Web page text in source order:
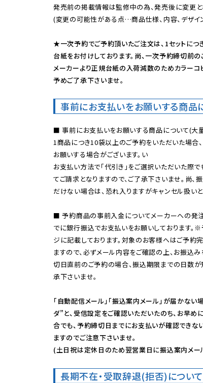
発売前の掲載情報は監修中の為、発売後に変更と
(変更の可能性がある点…商品仕様、内容、デザイ
★一次予約でご予約頂いたご注文は、1セットに
台紙をお付けしております。尚、一次予約締切前の
メーカーより正規台紙の入荷減数のためカラーコ
予めご了承下さいませ。
事前にお支払いをお願いする商品
■ 事前にお支払いをお願いする商品について(大
1商品につき10袋以上のご予約をいただいた場合
お願いする場合がございます。い
お支払い方法で「代引き」をご選択いただいた際で
てご請求となりますので、ご了承下さいませ。尚
だけない場合は、恐れ入りますがキャンセル扱いと
■ 予約商品の事前入金についてメーカーへの発
でに銀行振込でお支払いをお願いしております。
ジに記載しております。対象のお客様へはご予約
ますので、必ずメール内容をご確認の上、お振込
切日直前のご予約の場合、振込期限までの日数が
承下さいませ。
「自動配信メール」「振込案内メール」が届かない
ダ”と、受信設定をご確認いただいたのち、お早め
合でも、予約締切日までにお支払いが確認できな
ますのでご注意下さいませ。
(土日祝は定休日のため翌営業日に振込案内メー
長期不在・受取辞退(拒否)について